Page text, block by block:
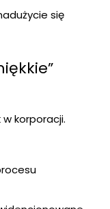
się
korporacji.